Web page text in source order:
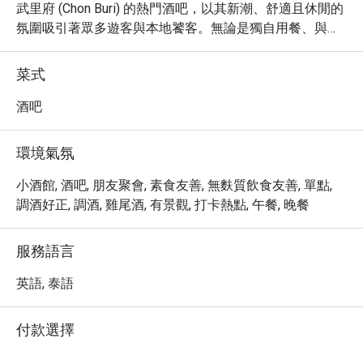
武里府 (Chon Buri) 的熱門酒吧，以其新潮、舒適且休閒的
氛圍吸引著眾多遊客與本地饕客。無論是獨自用餐、與朋
友小聚，或是尋求放鬆的夜晚，這裡都是理想的選擇。
・ 我們的菜單提供各式精緻的吧台餐點、烈酒、啤酒、葡
萄酒以及創意雞尾酒，滿足您不同的味蕾享受。餐廳提供
舒適的室外座位區，讓您在輕鬆的環境中品味美酒佳餚，
・ Krok-A-Cafe Espresso Bar @ Mason 鄰近眾多景點，並
提供免費停車場，讓您的旅程更加順遂。我們樂於接受訂
位，確保您能在此度過愉快的時光。
・ 透過 Eatigo 預訂 Krok-A-Cafe Espresso Bar @
體驗泰國的都會夜生活。
菜式
酒吧
環境氣氛
小酒館, 酒吧, 朋友聚會, 素食友善, 無麩質飲食友善, 單點,
調酒好正, 調酒, 雞尾酒, 有景觀, 打卡熱點, 午餐, 晚餐
服務語言
英語, 泰語
付款選擇